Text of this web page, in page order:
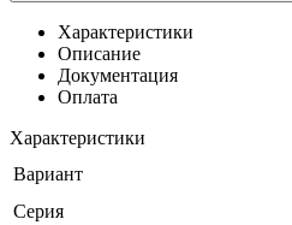
Характеристики
Описание
Документация
Оплата
Характеристики
Вариант
Серия